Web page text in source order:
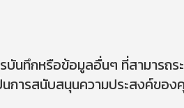
นทึกหรือข้อมูลอื่นๆ ที่สามารถ
การสนับสนุนความประสงค์ข